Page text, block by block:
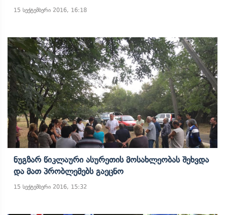
15 სექტემბერი 2016, 16:18
Ნუგზარ Წიკლაური Ასურეთის Მოსახლეობას Შეხვდა
Და Მათ Პრობლემებს Გაეცნო
15 სექტემბერი 2016, 15:32